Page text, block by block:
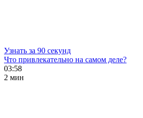
Узнать за 90 секунд
Что привлекательно на самом деле?
03:58
2 мин